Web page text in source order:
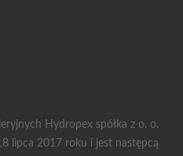
Hydropex spółka z o. o.
lipca 2017 roku i jest następcą